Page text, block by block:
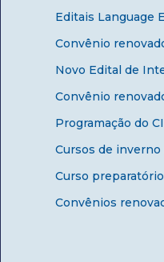
Editais Language
Convênio
Novo Edital de
Convênio
Programação do
Cursos de
Curso
Convênios